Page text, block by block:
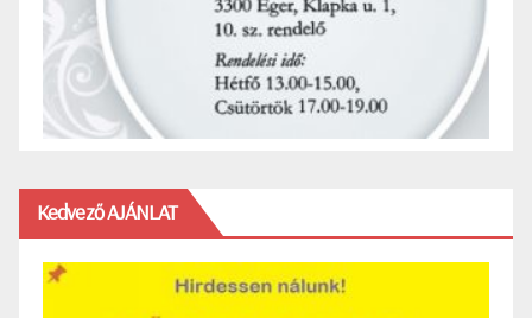
Kedvező AJÁNLAT